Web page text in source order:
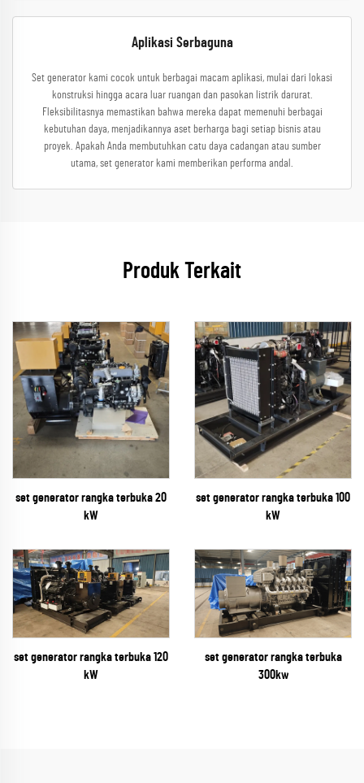
Aplikasi Serbaguna
Set generator kami cocok untuk berbagai macam aplikasi, mulai dari lokasi
konstruksi hingga acara luar ruangan dan pasokan listrik darurat.
Fleksibilitasnya memastikan bahwa mereka dapat memenuhi berbagai
kebutuhan daya, menjadikannya aset berharga bagi setiap bisnis atau
proyek. Apakah Anda membutuhkan catu daya cadangan atau sumber
utama, set generator kami memberikan performa andal.
Produk Terkait
set generator rangka terbuka 20
kW
set generator rangka terbuka 100
kW
set generator rangka terbuka 120
kW
set generator rangka terbuka
300kw